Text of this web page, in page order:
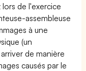
de l'exercice
assembleuse
à une
(un
de manière
causés par le